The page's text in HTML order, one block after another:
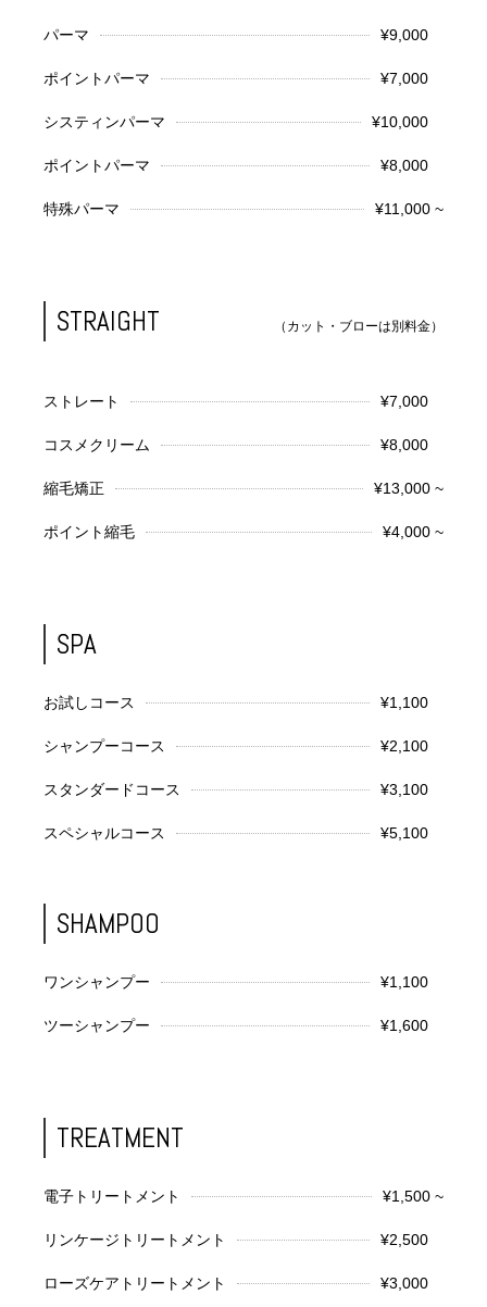
パーマ ¥9,000
ポイントパーマ ¥7,000
システィンパーマ ¥10,000
ポイントパーマ ¥8,000
特殊パーマ ¥11,000 ~
STRAIGHT （カット・ブローは別料金）
ストレート ¥7,000
コスメクリーム ¥8,000
縮毛矯正 ¥13,000 ~
ポイント縮毛 ¥4,000 ~
SPA
お試しコース ¥1,100
シャンプーコース ¥2,100
スタンダードコース ¥3,100
スペシャルコース ¥5,100
SHAMPOO
ワンシャンプー ¥1,100
ツーシャンプー ¥1,600
TREATMENT
電子トリートメント ¥1,500 ~
リンケージトリートメント ¥2,500
ローズケアトリートメント ¥3,000